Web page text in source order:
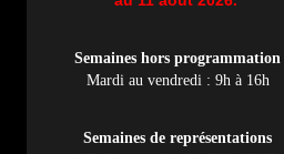
Semaines hors programmation
Mardi au vendredi : 9h à 16h
Semaines de représentations